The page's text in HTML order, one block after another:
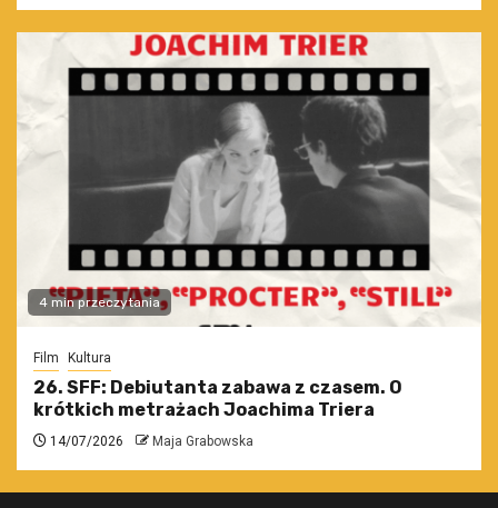
4 min przeczytania
Film Kultura
26. SFF: Debiutanta zabawa z czasem. O
krótkich metrażach Joachima Triera
14/07/2026 Maja Grabowska